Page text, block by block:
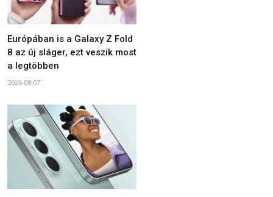
Európában is a Galaxy Z Fold
8 az új sláger, ezt veszik most
a legtöbben
2026-08-07